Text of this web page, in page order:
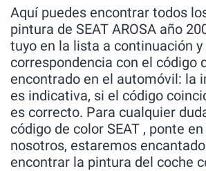
Aquí puedes encontrar todos
pintura de SEAT AROSA año
tuyo en la lista a continuación
correspondencia con el código
encontrado en el automóvil: la
es indicativa, si el código
es correcto. Para cualquier
código de color SEAT , ponte
nosotros, estaremos
encontrar la pintura del coche